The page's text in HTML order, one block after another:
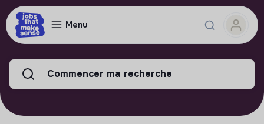
Menu
Commencer ma recherche